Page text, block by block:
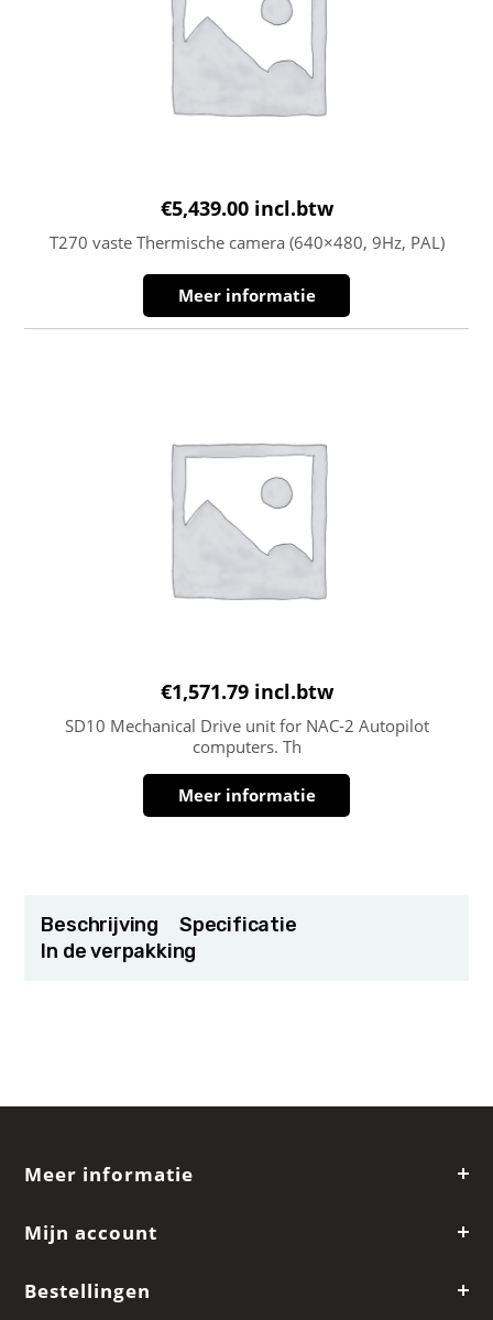
€5,439.00 incl.btw
T270 vaste Thermische camera (640×480, 9Hz, PAL)
Meer informatie
€1,571.79 incl.btw
SD10 Mechanical Drive unit for NAC-2 Autopilot
computers. Th
Meer informatie
Beschrijving
Specificatie
In de verpakking
Meer informatie
Mijn account
Bestellingen